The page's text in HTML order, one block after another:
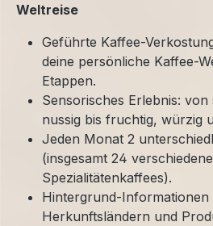
Weltreise
Geführte Kaffee-
deine persönliche Kaffee-
Etappen.
Sensorisches Erlebnis:
nussig bis fruchtig, würzig
Jeden Monat 2
(insgesamt 24 verschiedene
Spezialitätenkaffees).
Hintergrund-
Herkunftsländern und